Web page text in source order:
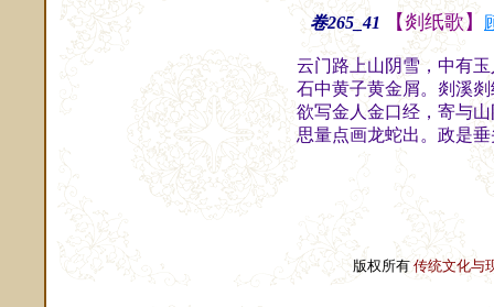
卷265_41 【剡纸歌】
云门路上山阴雪，中有
石中黄子黄金屑。剡溪
欲写金人金口经，寄与
思量点画龙蛇出。政是
版权所有传统文化与